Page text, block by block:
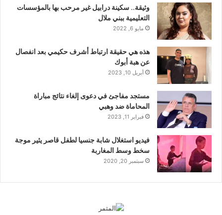
وثيقة.. سكينة درابيل غير مرحب بها بالمؤسسات
التعليمية ببني ملال
مايو 6, 2022
هذه هي حقيقة ارتباط أشرف حكيمي بعد انفصال
عن هبة أبوك
أبريل 10, 2023
مستجد مفاجئ في دعوى إلغاء نتائج مباراة
المحاماة ضد وهبي
فبراير 11, 2023
فيديو استغلال شابة جنسيا لطفل قاصر يثير موجة
سخط وسط المغاربة
سبتمبر 20, 2020